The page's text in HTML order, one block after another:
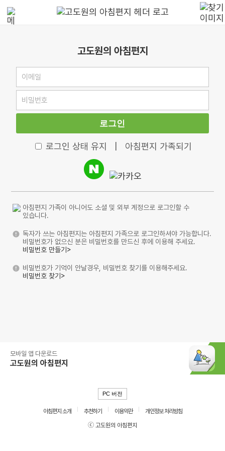
고도원의 아침편지
로그인
로그인 상태 유지 아침편지 가족되기
아침편지 가족이 아니어도 소셜 및 외부 계정으로 로그인할 수
있습니다.
독자가 쓰는 아침편지는 아침편지 가족으로 로그인하셔야 가능합니다.
비밀번호가 없으신 분은 비밀번호를 만드신 후에 이용해 주세요.
비밀번호 만들기>
비밀번호가 기억이 안날경우, 비밀번호 찾기를 이용해주세요.
비밀번호 찾기>
모바일 앱 다운로드
고도원의 아침편지
PC 버전
아침편지 소개 추천하기 이용약관
개인정보 처리방침
ⓒ 고도원의 아침편지